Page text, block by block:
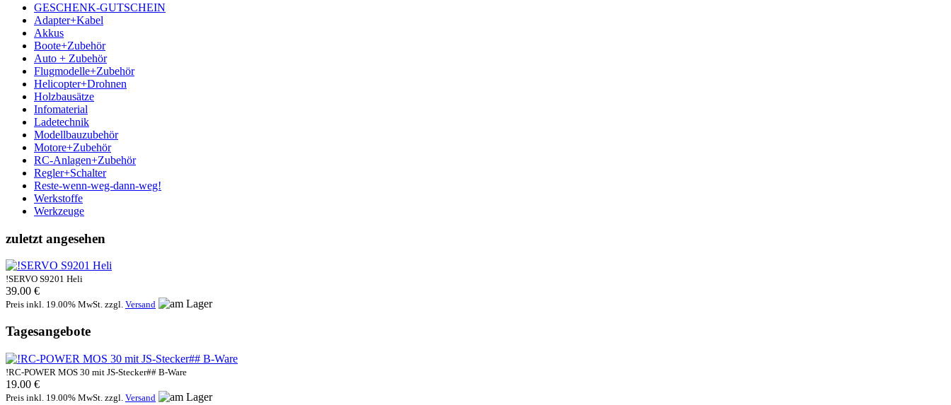
GESCHENK-GUTSCHEIN
Adapter+Kabel
Akkus
Boote+Zubehör
Auto + Zubehör
Flugmodelle+Zubehör
Helicopter+Drohnen
Holzbausätze
Infomaterial
Ladetechnik
Modellbauzubehör
Motore+Zubehör
RC-Anlagen+Zubehör
Regler+Schalter
Reste-wenn-weg-dann-weg!
Werkstoffe
Werkzeuge
zuletzt angesehen
!SERVO S9201 Heli
39.00 €
Preis inkl. 19.00% MwSt. zzgl. Versand
Tagesangebote
!RC-POWER MOS 30 mit JS-Stecker## B-Ware
19.00 €
Preis inkl. 19.00% MwSt. zzgl. Versand